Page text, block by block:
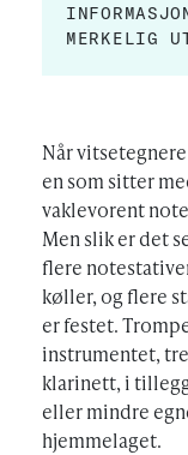
MERKELIG
Når
en som sitter
vaklevorent
Men slik er det
flere
køller, og flere
er festet.
instrumentet,
klarinett, i
eller mindre
hjemmelaget.